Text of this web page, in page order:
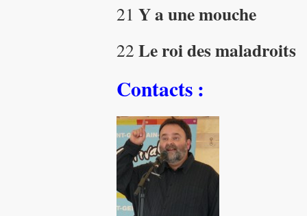
21 Y a une mouche
22 Le roi des maladroits
Contacts :